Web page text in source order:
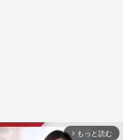
arrow_forward_ios もっと読む